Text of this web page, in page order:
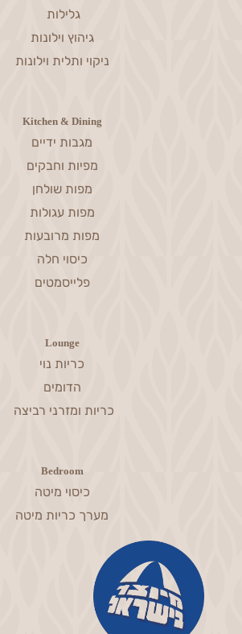
גלילות
גיהוץ וילונות
ניקוי ותלית וילונות
Kitchen & Dining
מגבות ידיים
מפיות וחבקים
מפות שולחן
מפות עגולות
מפות מרובעות
כיסוי חלה
פלייסמטים
Lounge
כריות נוי
הדומים
כריות ומזרני רביצה
Bedroom
כיסוי מיטה
מערך כריות מיטה